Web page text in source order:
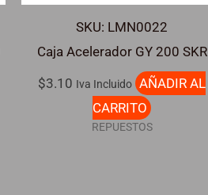
SKU: LMN0022
Caja Acelerador GY 200 SKR
$3.10 Iva Incluido AÑADIR AL
CARRITO
REPUESTOS